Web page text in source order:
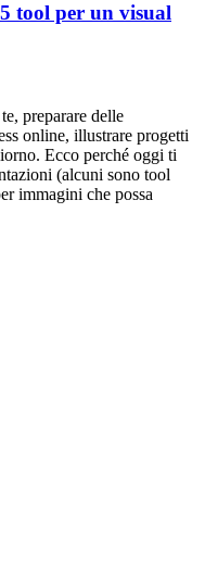
tool per un visual
preparare delle
online, illustrare progetti
Ecco perché oggi ti
(alcuni sono tool
immagini che possa